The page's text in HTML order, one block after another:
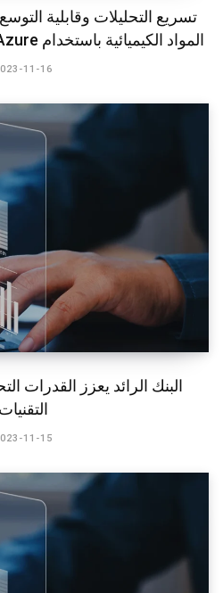
تسريع التحليلات وقابلية
المواد الكيميائية باستخدام Microsoft Azure وPower BI​
11-16
​البنك الرائد يعزز القدرات
التقنيات
11-15